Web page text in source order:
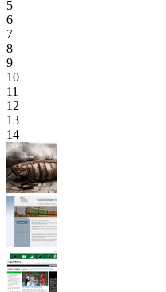
5
6
7
8
9
10
11
12
13
14